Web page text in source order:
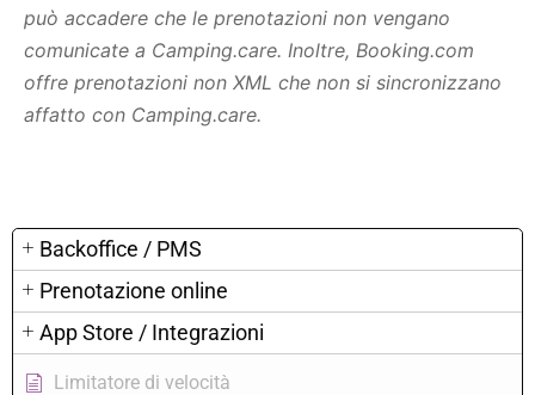
Backoffice / PMS
Prenotazione online
App Store / Integrazioni
Limitatore di velocità
può accadere che le prenotazioni non vengano
comunicate a Camping.care. Inoltre, Booking.com
offre prenotazioni non XML che non si sincronizzano
affatto con Camping.care.